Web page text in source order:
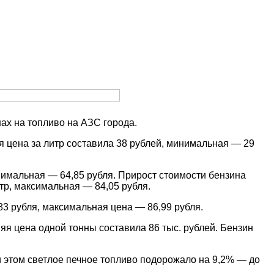
на топливо на АЗС города.
цена за литр составила 38 рублей, минимальная — 29
— 64,85 рубля. Прирост стоимости бензина
максимальная — 84,05 рубля.
рубля, максимальная цена — 86,99 рубля.
цена одной тонны составила 86 тыс. рублей. Бензин
светлое печное топливо подорожало на 9,2% — до